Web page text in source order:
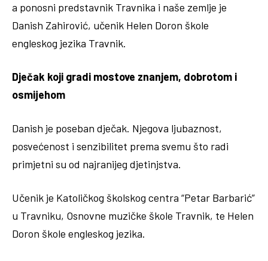
a ponosni predstavnik Travnika i naše zemlje je
Danish Zahirović, učenik Helen Doron škole
engleskog jezika Travnik.
Dječak koji gradi mostove znanjem, dobrotom i
osmijehom
Danish je poseban dječak. Njegova ljubaznost,
posvećenost i senzibilitet prema svemu što radi
primjetni su od najranijeg djetinjstva.
Učenik je Katoličkog školskog centra “Petar Barbarić”
u Travniku, Osnovne muzičke škole Travnik, te Helen
Doron škole engleskog jezika.